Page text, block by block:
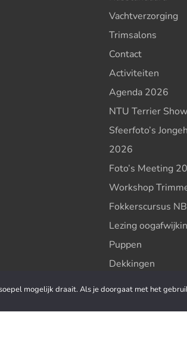
Vachtverzorging
Trimsalons
Contact
Activiteiten
Agenda 2026
NTU Terrier Show
Sfeerfoto’s
2026
Foto’s Meeting
Workshop
Fokkerscursus
Lezing
Puppen
Dekkingen
Geboorten
mogelijk draait. Als je doorgaat met het